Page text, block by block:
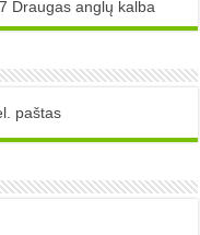
Draugas anglų kalba
paštas